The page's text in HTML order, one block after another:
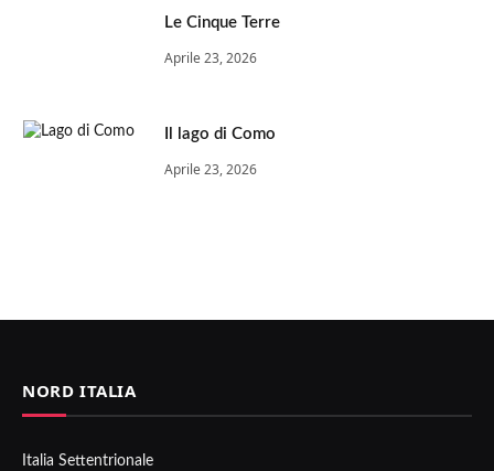
Le Cinque Terre
Aprile 23, 2026
Il lago di Como
Aprile 23, 2026
NORD ITALIA
Italia Settentrionale